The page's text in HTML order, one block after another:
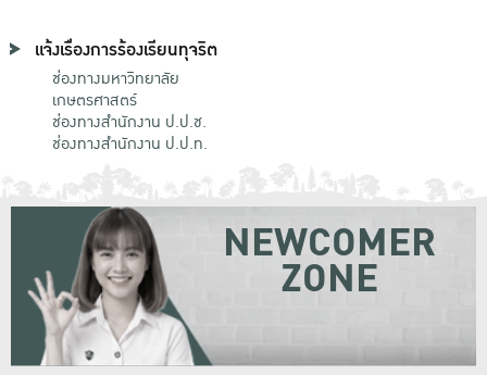
แจ้งเรื่องการร้องเรียนทุจริต
ช่องทางมหาวิทยาลัย
เกษตรศาสตร์
ช่องทางสำนักงาน ป.ป.ช.
ช่องทางสำนักงาน ป.ป.ท.
NEWCOMER
ZONE